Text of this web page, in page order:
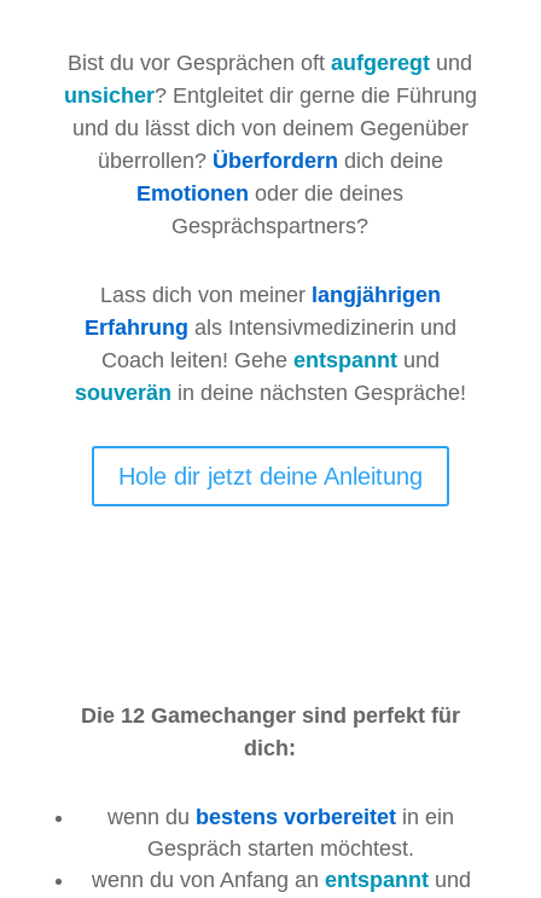
Bist du vor Gesprächen oftaufgeregt und
unsicher? Entgleitet dir gerne die Führung
und du lässt dich von deinem Gegenüber
überrollen? Überfordern dich deine
Emotionen oder die deines
Gesprächspartners?
Lass dich von meiner langjährigen
Erfahrung als Intensivmedizinerin und
Coach leiten! Gehe entspanntund
souverän in deine nächsten Gespräche!
Hole dir jetzt deine Anleitung
Die 12 Gamechanger sind perfekt für
dich:
wenn du bestens vorbereitet in ein
Gespräch starten möchtest.
wenn du von Anfang an entspanntund